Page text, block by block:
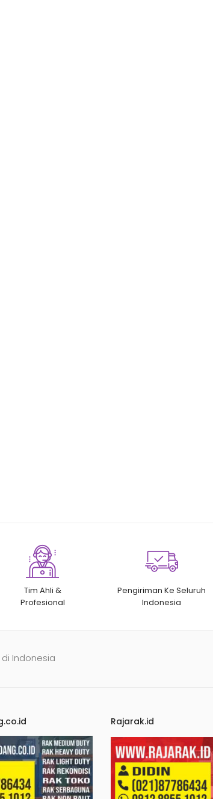
Tim Ahli &
Profesional
Pengiriman Ke Seluruh
Indonesia
di Indonesia
Rajarak.id